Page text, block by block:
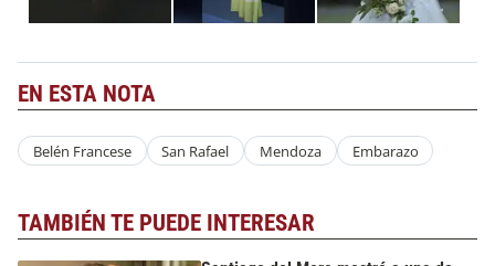
EN ESTA NOTA
Belén Francese San Rafael Mendoza Embarazo
TAMBIÉN TE PUEDE INTERESAR